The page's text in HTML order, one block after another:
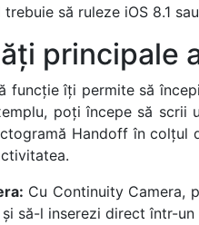
să ruleze iOS 8.1
principale
funcție îți permite să
poți începe să scrii
Handoff în colțul
Cu Continuity Camera,
să-l inserezi direct într-